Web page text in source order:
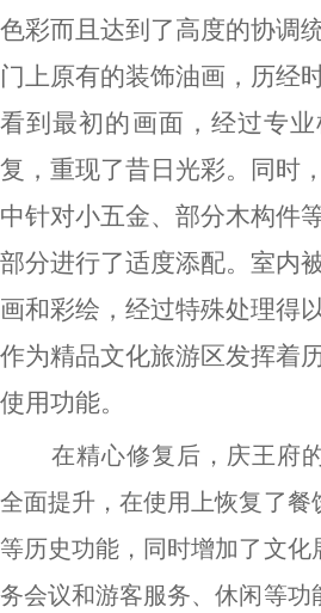
色彩而且达到了高度的协调
门上原有的装饰油画，历经
看到最初的画面，经过专
复，重现了昔日光彩。同时
中针对小五金、部分木构件
部分进行了适度添配。室内
画和彩绘，经过特殊处理得
作为精品文化旅游区发挥着
使用功能。
在精心修复后，庆王府
全面提升，在使用上恢复了餐
等历史功能，同时增加了文化
务会议和游客服务、休闲等功